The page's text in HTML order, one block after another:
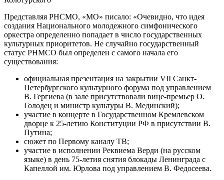
Представляя РНСМО, «МО» писало: «Очевидно, что идея
создания Национального молодежного симфонического
оркестра определенно попадает в число государственных
культурных приоритетов. Не случайно государственный
статус РНМСО был определен с самого начала его
существования:
официальная презентация на закрытии VII Санкт-
Петербургского культурного форума под управлением
В. Гергиева (в зале присутствовали вице-премьер О.
Голодец и министр культуры В. Мединский);
участие в концерте в Государственном Кремлевском
дворце к 25-летию Конституции РФ в присутствии В.
Путина;
сюжет по Первому каналу ТВ;
участие в исполнении Реквиема Верди (на русском
языке) в день 75-летия снятия блокады Ленинграда с
Капеллой им. Юрлова под управлением В. Федосеева.